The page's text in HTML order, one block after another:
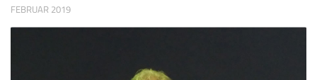
FEBRUAR 2019